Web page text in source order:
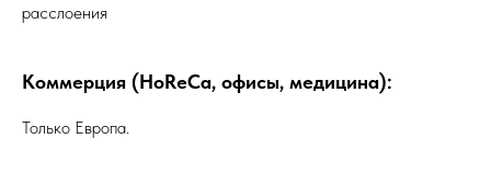
расслоения
Коммерция (HoReCa, офисы, медицина):
Только Европа.